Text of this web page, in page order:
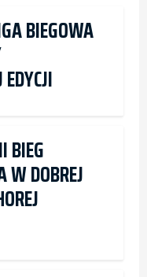
BIEGOWA
BIEG
DOBREJ